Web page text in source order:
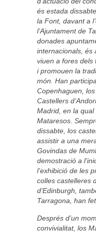
és estada
la Font, davant a
l’Ajuntament de
donades
internacionals, és
viuen a fores dels
i promouen la
món. Han
Copenhaguen,
Castellers
Madrid, en la
Mataresos.
dissabte, los
assistir a una
Govindas de
demostració a
l’exhibició de les
colles castelleres
d’Edinburgh,
Tarragona, han
Després d’un
convivialitat, los